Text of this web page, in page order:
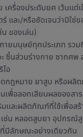
เครื่องประดับยศ เว้นแต่
ร์ และ/หรือชัดเจนว่ามิใช่
น ของเล่น)
ายมนุษย์ทุกประเภท รวม
ชิ้นส่วนร่างกาย ซากศพ
โอ
กฎหมาย ยาสูบ หรือผลิ
เพื่อลอกเลียนผลของสา
และผลิตภัณฑ์ที่ใช้เพื่อสร้
เช่น หลอดสูบยา อุปกรณ์สู
มีลักษณะอย่างเดียวกัน